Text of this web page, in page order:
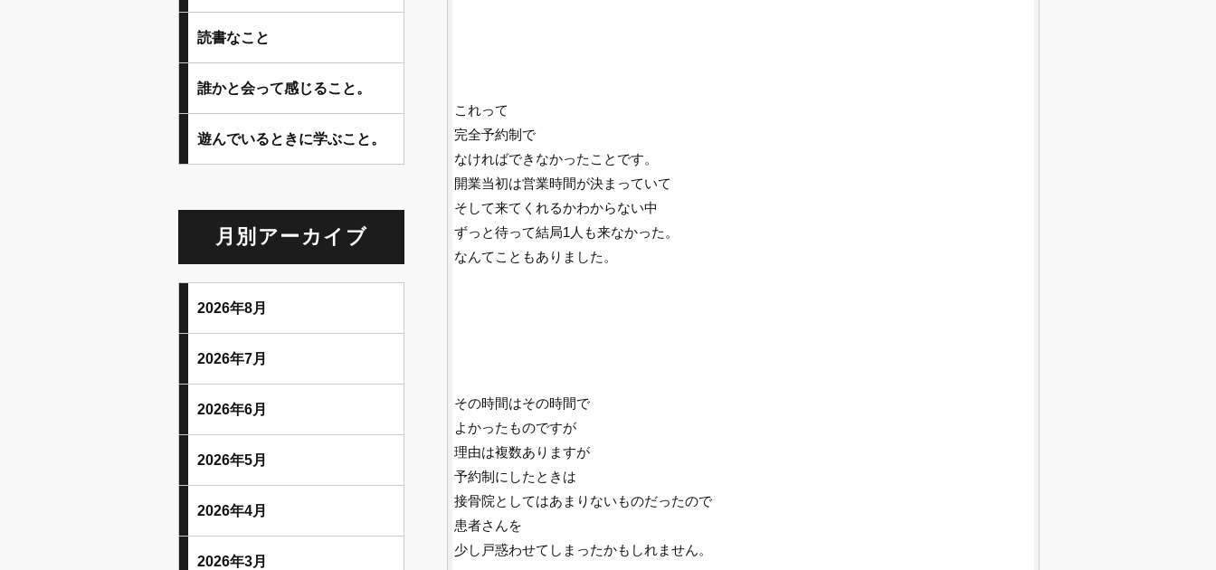
これって
完全予約制で
なければできなかったことです。
開業当初は営業時間が決まっていて
そして来てくれるかわからない中
ずっと待って結局1人も来なかった。
なんてこともありました。
その時間はその時間で
よかったものですが
理由は複数ありますが
予約制にしたときは
接骨院としてはあまりないものだったので
患者さんを
少し戸惑わせてしまったかもしれません。
読書なこと
誰かと会って感じること。
遊んでいるときに学ぶこと。
月別アーカイブ
2026年8月
2026年7月
2026年6月
2026年5月
2026年4月
2026年3月